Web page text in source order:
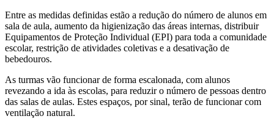
Entre as medidas definidas estão a redução do número de alunos em
sala de aula, aumento da higienização das áreas internas, distribuir
Equipamentos de Proteção Individual (EPI) para toda a comunidade
escolar, restrição de atividades coletivas e a desativação de
bebedouros.
As turmas vão funcionar de forma escalonada, com alunos
revezando a ida às escolas, para reduzir o número de pessoas dentro
das salas de aulas. Estes espaços, por sinal, terão de funcionar com
ventilação natural.